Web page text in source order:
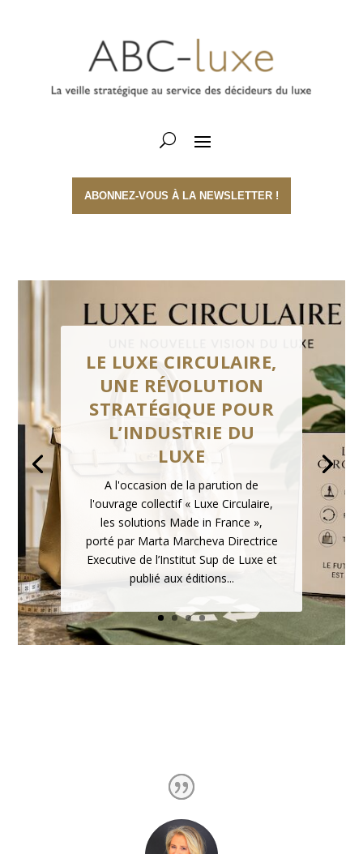
ABONNEZ-VOUS À LA NEWSLETTER !
LE LUXE CIRCULAIRE,
UNE RÉVOLUTION
STRATÉGIQUE POUR
L’INDUSTRIE DU
LUXE
A l'occasion de la parution de
l'ouvrage collectif « Luxe Circulaire,
les solutions Made in France »,
porté par Marta Marcheva Directrice
Executive de l’Institut Sup de Luxe et
publié aux éditions...
DAVID HOCKNEY :
DISPARITION D’UNE
ICÔNE DE L’ART
Le monde de la culture et de l’art
contemporain de luxe perd l’une de
ses figures les plus emblématiques.
David Hockney, artiste
contemporain britannique parmi les